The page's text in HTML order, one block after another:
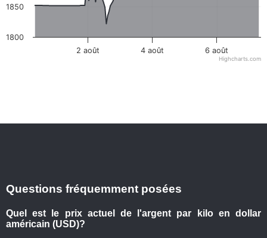
2 août 4 août 6 août
1800
1850
Highcharts.com
Questions fréquemment posées
Quel est le prix actuel de l'argent par kilo en dollar
américain (USD)?